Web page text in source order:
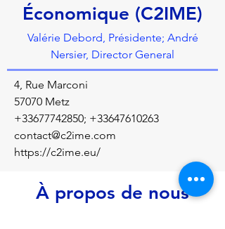
Économique (C2IME)
Valérie Debord, Présidente; André
Nersier, Director General
4, Rue Marconi
57070 Metz
+33677742850; +33647610263
contact@c2ime.com
https://c2ime.eu/
À propos de nous